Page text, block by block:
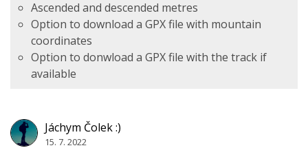
Jáchym Čolek :)
15. 7. 2022
Ascended and descended metres
Option to download a GPX file with mountain
coordinates
Option to donwload a GPX file with the track if
available